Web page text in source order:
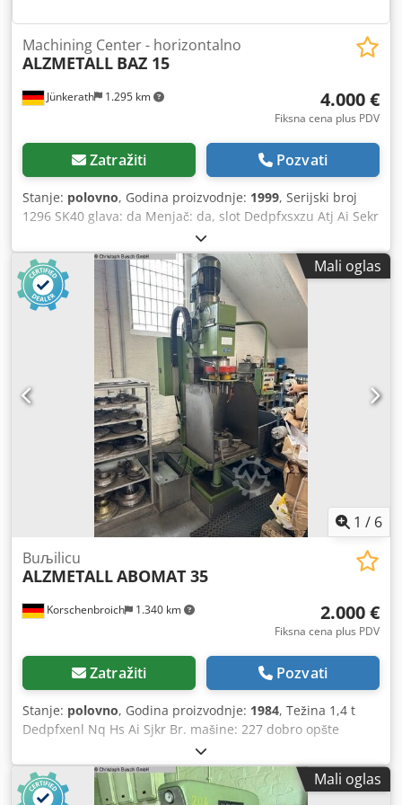
Jünkerath 1.295 km
Machining Center - horizontalno
ALZMETALL BAZ 15
4.000 €
Fiksna cena plus PDV
Zatražiti Pozvati
Stanje: polovno, Godina proizvodnje: 1999, Serijski broj
1296 SK40 glava: da Menjač: da, slot Dedpfxsxzu Atj Ai Sekr
Dokumentacija: da Upravljanje Heidenhain 426 Težina
mašine: cca 6 t
Mali oglas
1 / 6
Korschenbroich 1.340 km
Buљilicu
ALZMETALLABOMAT 35
2.000 €
Fiksna cena plus PDV
Zatražiti Pozvati
Stanje: polovno, Godina proizvodnje: 1984, Težina 1,4 t
Dedpfxenl Nq Hs Ai Sjkr Br. mašine: 227 dobro opšte
Mali oglas